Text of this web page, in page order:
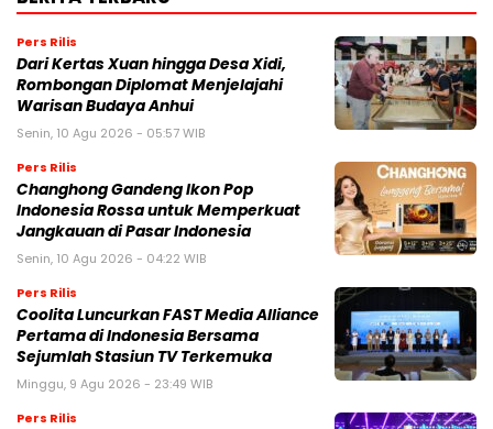
Pers Rilis
Dari Kertas Xuan hingga Desa Xidi,
Rombongan Diplomat Menjelajahi
Warisan Budaya Anhui
Senin, 10 Agu 2026 - 05:57 WIB
Pers Rilis
Changhong Gandeng Ikon Pop
Indonesia Rossa untuk Memperkuat
Jangkauan di Pasar Indonesia
Senin, 10 Agu 2026 - 04:22 WIB
Pers Rilis
Coolita Luncurkan FAST Media Alliance
Pertama di Indonesia Bersama
Sejumlah Stasiun TV Terkemuka
Minggu, 9 Agu 2026 - 23:49 WIB
Pers Rilis